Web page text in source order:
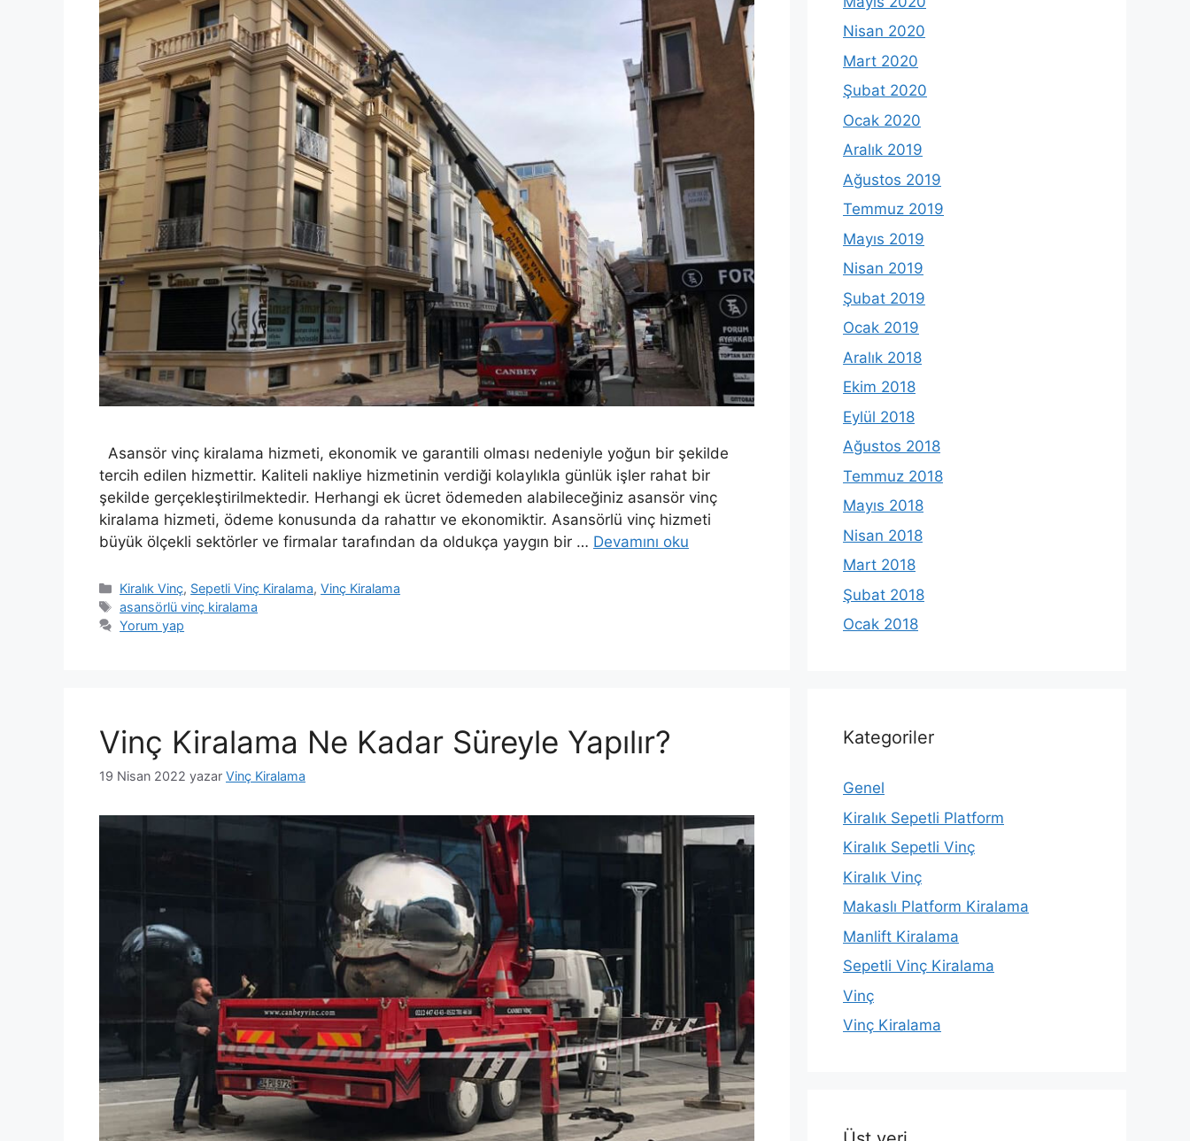
Asansör vinç kiralama hizmeti, ekonomik ve garantili olması nedeniyle yoğun bir şekilde
tercih edilen hizmettir. Kaliteli nakliye hizmetinin verdiği kolaylıkla günlük işler rahat bir
şekilde gerçekleştirilmektedir. Herhangi ek ücret ödemeden alabileceğiniz asansör vinç
kiralama hizmeti, ödeme konusunda da rahattır ve ekonomiktir. Asansörlü vinç hizmeti
büyük ölçekli sektörler ve firmalar tarafından da oldukça yaygın bir … Devamını oku
Kategoriler
Kiralık Vinç, Sepetli Vinç Kiralama,Vinç Kiralama
Etiketler
asansörlü vinç kiralama
Yorum yap
Vinç Kiralama Ne Kadar Süreyle Yapılır?
19 Nisan 2022 yazar Vinç Kiralama
Nisan 2020
Mart 2020
Şubat 2020
Ocak 2020
Aralık 2019
Ağustos 2019
Temmuz 2019
Mayıs 2019
Nisan 2019
Şubat 2019
Ocak 2019
Aralık 2018
Ekim 2018
Eylül 2018
Ağustos 2018
Temmuz 2018
Mayıs 2018
Nisan 2018
Mart 2018
Şubat 2018
Ocak 2018
Kategoriler
Genel
Kiralık Sepetli Platform
Kiralık Sepetli Vinç
Kiralık Vinç
Makaslı Platform Kiralama
Manlift Kiralama
Sepetli Vinç Kiralama
Vinç
Vinç Kiralama